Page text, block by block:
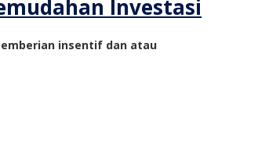
Investasi
insentif dan atau